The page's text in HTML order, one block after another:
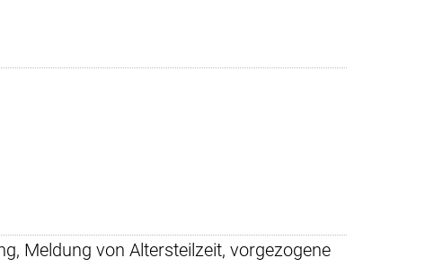
Meldung von Altersteilzeit, vorgezogene